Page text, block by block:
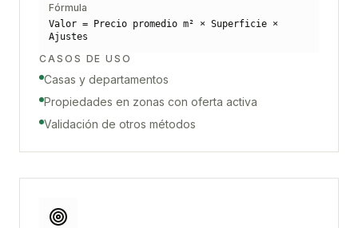
Fórmula
Valor = Precio promedio m² × Superficie ×
Ajustes
CASOS DE USO
Casas y departamentos
Propiedades en zonas con oferta activa
Validación de otros métodos